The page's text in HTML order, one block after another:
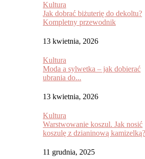
Kultura
Jak dobrać biżuterię do dekoltu?
Kompletny przewodnik
13 kwietnia, 2026
Kultura
Moda a sylwetka – jak dobierać
ubrania do...
13 kwietnia, 2026
Kultura
Warstwowanie koszul. Jak nosić
koszulę z dzianinową kamizelką?
11 grudnia, 2025